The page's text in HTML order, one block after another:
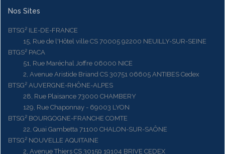
Nos Sites
BTSG² ILE-DE-FRANCE
15, Rue de l'Hôtel ville CS 70005 92200 NEUILLY-SUR-SEINE
BTGS² PACA
51, Rue Maréchal Joffre 06000 NICE
2, Avenue Aristide Briand CS 30751 06605 ANTIBES Cedex
BTSG² AUVERGNE-RHÔNE-ALPES
28, Rue Plaisance 73000 CHAMBERY
129, Rue Chaponnay - 69003 LYON
BTSG² BOURGOGNE-FRANCHE COMTE
22, Quai Gambetta 71100 CHALON-SUR-SAÔNE
BTSG² NOUVELLE AQUITAINE
2, Avenue Thiers CS 30159 19104 BRIVE CEDEX